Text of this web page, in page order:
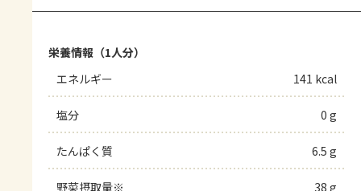
栄養情報（1人分）
エネルギー
141 kcal
塩分 0 g
たんぱく質 6.5 g
野菜摂取量※ 38 g